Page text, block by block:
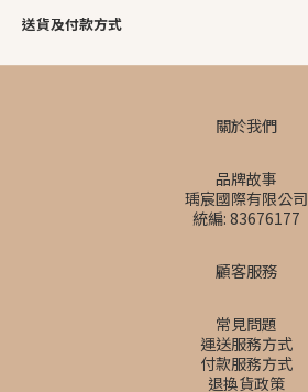
送貨及付款方式
關於我們
品牌故事
瑀宸國際有限公司
統編: 83676177
顧客服務
常見問題
運送服務方式
付款服務方式
退換貨政策